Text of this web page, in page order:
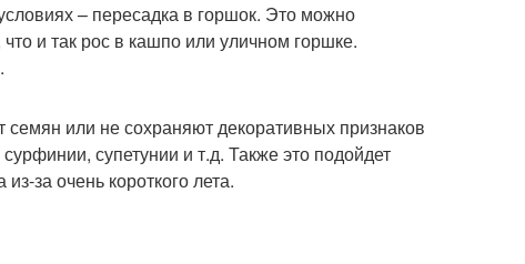
– пересадка в горшок. Это можно
и так рос в кашпо или уличном горшке.
семян или не сохраняют декоративных признаков
супетунии и т.д. Также это подойдет
за очень короткого лета.